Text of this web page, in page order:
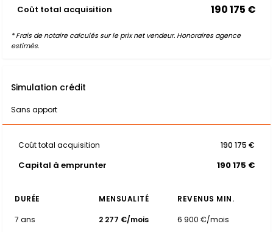
Coût total acquisition 190 175 €
* Frais de notaire calculés sur le prix net vendeur. Honoraires agence
estimés.
Simulation crédit
Sans apport
Coût total acquisition 190 175 €
Capital à emprunter 190 175 €
DURÉE MENSUALITÉ
REVENUS MIN.
7 ans
2 277 €/mois
6 900 €/mois